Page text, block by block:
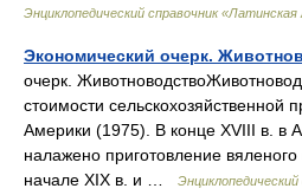
Энциклопедический справочник «Латинская
Экономический очерк.
очерк.
стоимости сельскохозяйственной
Америки (1975). В конце XVIII в. в
налажено приготовление
начале XIX в. и …